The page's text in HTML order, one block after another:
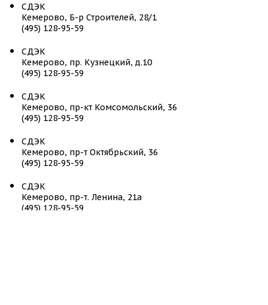
СДЭК
Кемерово, Б-р Строителей, 28/1
(495) 128-95-59
СДЭК
Кемерово, пр. Кузнецкий, д.10
(495) 128-95-59
СДЭК
Кемерово, пр-кт Комсомольский, 36
(495) 128-95-59
СДЭК
Кемерово, пр-т Октябрьский, 36
(495) 128-95-59
СДЭК
Кемерово, пр-т. Ленина, 21а
(495) 128-95-59